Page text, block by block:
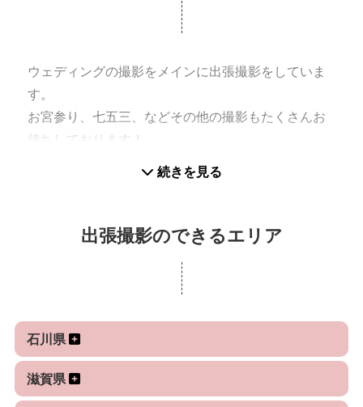
ウェディングの撮影をメインに出張撮影をしていま
す。
お宮参り、七五三、などその他の撮影もたくさんお
待ちしております！
自然な笑顔を引き出すのが得意です！
よろしくお願い致します。
続きを見る
出張撮影のできるエリア
石川県
滋賀県